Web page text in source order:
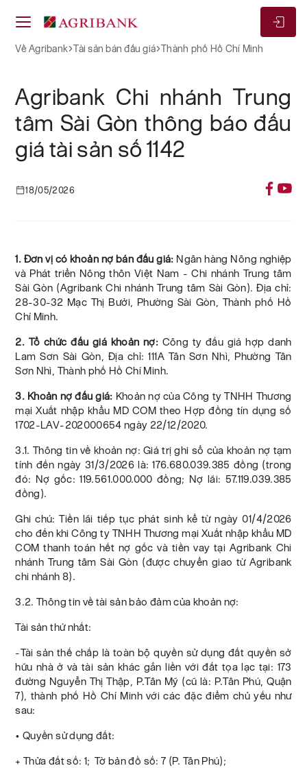
Về Agribank Tài sản bán đấu giá Thành phố Hồ Chí Minh
Agribank Chi nhánh Trung
tâm Sài Gòn thông báo đấu
giá tài sản số 1142
18/05/2026
1. Đơn vị có khoản nợ bán đấu giá: Ngân hàng Nông nghiệp
và Phát triển Nông thôn Việt Nam - Chi nhánh Trung tâm
Sài Gòn (Agribank Chi nhánh Trung tâm Sài Gòn). Địa chỉ:
28-30-32 Mạc Thị Bưởi, Phường Sài Gòn, Thành phố Hồ
Chí Minh.
2. Tổ chức đấu giá khoản nợ: Công ty đấu giá hợp danh
Lam Sơn Sài Gòn, Địa chỉ: 111A Tân Sơn Nhì, Phường Tân
Sơn Nhì, Thành phố Hồ Chí Minh.
3. Khoản nợ đấu giá: Khoản nợ của Công ty TNHH Thương
mại Xuất nhập khẩu MD COM theo Hợp đồng tín dụng số
1702-LAV-202000654 ngày 22/12/2020.
3.1. Thông tin về khoản nợ: Giá trị ghi sổ của khoản nợ tạm
tính đến ngày 31/3/2026 là: 176.680.039.385 đồng (trong
đó: Nợ gốc: 119.561.000.000 đồng; Nợ lãi: 57.119.039.385
đồng).
Ghi chú: Tiền lãi tiếp tục phát sinh kể từ ngày 01/4/2026
cho đến khi Công ty TNHH Thương mại Xuất nhập khẩu MD
COM thanh toán hết nợ gốc và tiền vay tại Agribank Chi
nhánh Trung tâm Sài Gòn (được chuyển giao từ Agribank
chi nhánh 8).
3.2. Thông tin về tài sản bảo đảm của khoản nợ:
Tài sản thứ nhất:
-Tài sản thế chấp là toàn bộ quyền sử dụng đất quyền sở
hữu nhà ở và tài sản khác gắn liền với đất tọa lạc tại: 173
đường Nguyễn Thị Thập, P.Tân Mỹ (cũ là: P.Tân Phú, Quận
7), thành phố Hồ Chí Minh với các đặc điểm chủ yếu như
sau:
• Quyền sử dụng đất:
+ Thửa đất số: 1; Tờ bản đồ số: 7 (P. Tân Phú);